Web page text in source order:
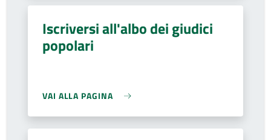
Iscriversi all'albo dei giudici
popolari
VAI ALLA PAGINA